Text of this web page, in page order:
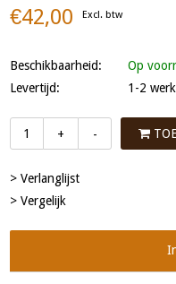
€42,00 Excl. btw
Beschikbaarheid:
Op
Levertijd:
1-2
+ -
> Verlanglijst
> Vergelijk